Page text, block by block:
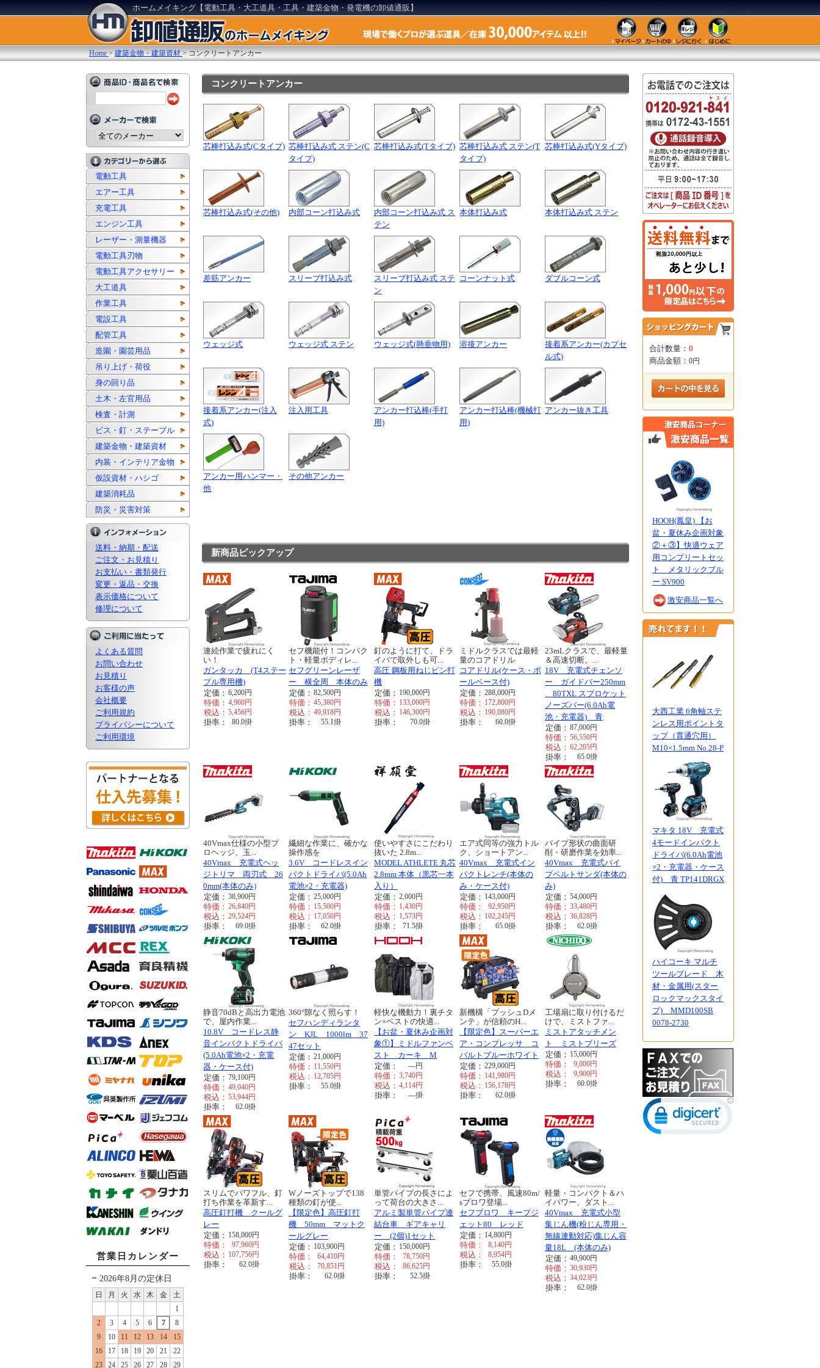
ホームメイキング【電動工具・大工道具・工具・建築金物・発電機の卸値通販】
Home >建築金物・建築資材 >コンクリートアンカー
電動工具
エアー工具
充電工具
エンジン工具
レーザー・測量機器
電動工具刃物
電動工具アクセサリー
大工道具
作業工具
電設工具
配管工具
造園・園芸用品
吊り上げ・荷役
身の回り品
土木・左官用品
検査・計測
ビス・釘・ステープル
建築金物・建築資材
内装・インテリア金物
仮設資材・ハシゴ
建築消耗品
防災・災害対策
送料・納期・配送
ご注文・お見積り
お支払い・書類発行
変更・返品・交換
表示価格について
修理について
よくある質問
お問い合わせ
お見積り
お客様の声
会社概要
ご利用規約
プライバシーについて
ご利用環境
営業日カレンダー
2026年8月の定休日
日 月 火 水 木 金
土
1
2
3 4 5 6 7
8
9
10 11 12 13 14
15
16
17 18 19 20 21
22
23
24 25 26 27 28 29
コンクリートアンカー
芯棒打込み式(Cタイプ) 芯棒打込み式 ステン(C
タイプ)
芯棒打込み式(Tタイプ) 芯棒打込み式 ステン(T
タイプ)
芯棒打込み式(Yタイプ)
芯棒打込み式(その他) 内部コーン打込み式
内部コーン打込み式 ス
テン
本体打込み式 本体打込み式 ステン
差筋アンカー スリーブ打込み式
スリーブ打込み式 ステ
ン
コーンナット式 ダブルコーン式
ウェッジ式 ウェッジ式 ステン ウェッジ式(懸垂物用) 溶接アンカー
接着系アンカー(カプセ
ル式)
接着系アンカー(注入
式)
注入用工具
アンカー打込棒(手打
用)
アンカー打込棒(機械打
用)
アンカー抜き工具
アンカー用ハンマー・
他
その他アンカー
新商品ピックアップ
連続作業で疲れにく
い！
ガンタッカ (T4ステー
プル専用機)
定価： 6,200円
特価： 4,960円
税込： 5,456円
掛率： 80.0掛
セフ機能付！コンパク
ト・軽量ボディレ...
セフグリーンレーザ
ー 横全周 本体のみ
定価： 82,500円
特価： 45,380円
税込： 49,918円
掛率： 55.1掛
釘のように打て、ドラ
イバで取外しも可...
高圧 鋼板用ねじピン打
機
定価： 190,000円
特価： 133,000円
税込： 146,300円
掛率： 70.0掛
ミドルクラスでは最軽
量のコアドリル
コアドリル(ケース・ポ
ールベース付)
定価： 288,000円
特価： 172,800円
税込： 190,080円
掛率： 60.0掛
23mLクラスで、最軽量
＆高速切断。...
18V 充電式チェンソ
ー ガイドバー250mm
80TXL スプロケット
ノーズバー(6.0Ah電
池・充電器) 青
定価： 87,000円
特価： 56,550円
税込： 62,205円
掛率： 65.0掛
40Vmax仕様の小型プ
ロヘッジ、玉...
40Vmax 充電式ヘッ
ジトリマ 両刃式 26
0mm(本体のみ)
定価： 38,900円
特価： 26,840円
税込： 29,524円
掛率： 69.0掛
繊細な作業に、確かな
操作感を
3.6V コードレスイン
パクトドライバ(5.0Ah
電池×2・充電器)
定価： 25,000円
特価： 15,500円
税込： 17,050円
掛率： 62.0掛
使いやすさにこだわり
抜いた 2.8m...
MODEL ATHLETE 丸芯
2.8mm 本体（黒芯一本
入り）
定価： 2,000円
特価： 1,430円
税込： 1,573円
掛率： 71.5掛
エア式同等の強力トル
ク、ショートアン...
40Vmax 充電式イン
パクトレンチ(本体の
み・ケース付)
定価： 143,000円
特価： 92,950円
税込： 102,245円
掛率： 65.0掛
パイプ形状の曲面研
削・研磨作業を効率...
40Vmax 充電式パイ
プベルトサンダ(本体の
み)
定価： 54,000円
特価： 33,480円
税込： 36,828円
掛率： 62.0掛
静音70dBと高出力電池
で、屋内作業...
10.8V コードレス静
音インパクトドライバ
(5.0Ah電池×2・充電
器・ケース付)
定価： 79,100円
特価： 49,040円
税込： 53,944円
掛率： 62.0掛
360°隙なく照らす！
セフハンディランタ
ン KJL 1000lm 37
47セット
定価： 21,000円
特価： 11,550円
税込： 12,705円
掛率： 55.0掛
軽快な機動力！裏チタ
ン×ベストの快適...
【お盆・夏休み企画対
象①】ミドルファンベ
スト カーキ M
定価：
---円
特価： 3,740円
税込： 4,114円
掛率： ---掛
新機構「プッシュDメ
ンテ」が信頼のH...
【限定色】スーパーエ
ア・コンプレッサ コ
バルトブルーホワイト
定価： 229,000円
特価： 141,980円
税込： 156,178円
掛率： 62.0掛
工場扇に取り付けるだ
けで、ミストファ...
ミストアタッチメン
ト ミストブリーズ
定価： 15,000円
特価： 9,000円
税込： 9,900円
掛率： 60.0掛
スリムでパワフル、釘
打ち作業を革新す...
高圧釘打機 クールグ
レー
定価： 158,000円
特価： 97,960円
税込： 107,756円
掛率： 62.0掛
Wノーズトップで138
種類の釘が使...
【限定色】高圧釘打
機 50mm マットク
ールグレー
定価： 103,900円
特価： 64,410円
税込： 70,851 円
掛率： 62.0掛
単管パイプの長さによ
って荷台の大きさ...
アルミ製単管パイプ連
結台車 ギアキャリ
ー (2個)1セット
定価： 150,000円
特価： 78,750円
税込： 86,625円
掛率： 52.5掛
セフで携帯、風速80m/
sブロワ登場...
セフブロワ キープジ
ェット80 レッド
定価： 14,800円
特価： 8,140円
税込： 8,954円
掛率： 55.0掛
軽量・コンパクト＆ハ
イパワー、ダスト...
40Vmax 充電式小型
集じん機(粉じん専用・
無線連動対応)集じん容
量18L (本体のみ)
定価： 49,900円
特価： 30,930円
税込： 34,023円
掛率： 62.0掛
合計数量： 0
商品金額： 0円
HOOH(鳳皇) 【お
盆・夏休み企画対象
②＋③】快適ウェア
用コンプリートセッ
ト メタリックブル
ー SV900
激安商品一覧へ
大西工業 6角軸ステ
ンレス用ポイントタ
ップ（貫通穴用）
M10×1.5mm No.28-P
マキタ 18V 充電式
4モードインパクト
ドライバ(6.0Ah電池
×2・充電器・ケース
付) 青 TP141DRGX
ハイコーキ マルチ
ツールブレード 木
材・金属用(スター
ロックマックスタイ
プ) MMD100SB
0078-2730